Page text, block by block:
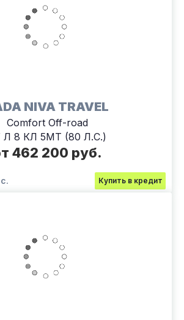
NIVA TRAVEL
Comfort Off-road
Л 8 КЛ 5МТ (80 Л.С.)
462 200 руб.
Купить в кредит